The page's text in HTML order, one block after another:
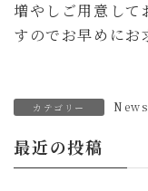
増やしご用意して
すのでお早めにお
カテゴリー News
最近の投稿